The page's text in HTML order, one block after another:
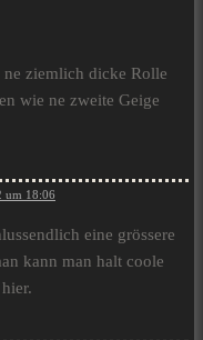
ziemlich dicke Rolle
wie ne zweite Geige
um 18:06
eine grössere
kann man halt coole